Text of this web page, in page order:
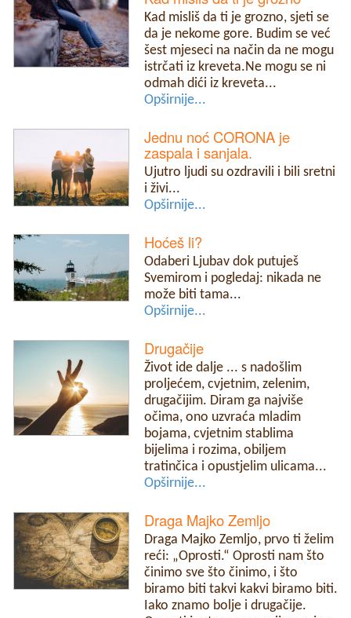
Kad misliš da ti je grozno, sjeti se
da je nekome gore. Budim se već
šest mjeseci na način da ne mogu
istrčati iz kreveta.Ne mogu se ni
odmah dići iz kreveta...
Opširnije...
Jednu noć CORONA je
zaspala i sanjala.
Ujutro ljudi su ozdravili i bili sretni
i živi...
Opširnije...
Hoćeš li?
Odaberi Ljubav dok putuješ
Svemirom i pogledaj: nikada ne
može biti tama...
Opširnije...
Drugačije
Život ide dalje ... s nadošlim
proljećem, cvjetnim, zelenim,
drugačijim. Diram ga najviše
očima, ono uzvraća mladim
bojama, cvjetnim stablima
bijelima i rozima, obiljem
tratinčica i opustjelim ulicama...
Opširnije...
Draga Majko Zemljo
Draga Majko Zemljo, prvo ti želim
reći: „Oprosti.“ Oprosti nam što
činimo sve što činimo, i što
biramo biti takvi kakvi biramo biti.
Iako znamo bolje i drugačije.